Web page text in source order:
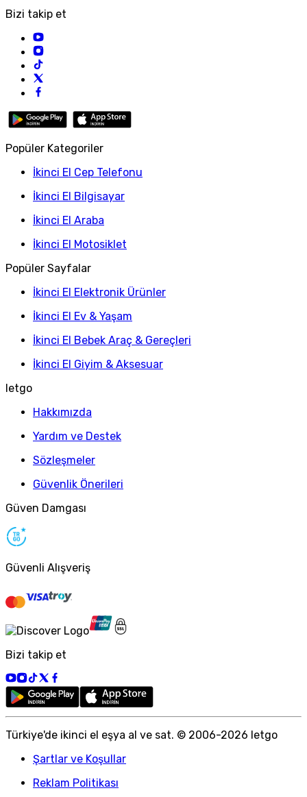
Bizi takip et
Popüler Kategoriler
İkinci El Cep Telefonu
İkinci El Bilgisayar
İkinci El Araba
İkinci El Motosiklet
Popüler Sayfalar
İkinci El Elektronik Ürünler
İkinci El Ev & Yaşam
İkinci El Bebek Araç & Gereçleri
İkinci El Giyim & Aksesuar
letgo
Hakkımızda
Yardım ve Destek
Sözleşmeler
Güvenlik Önerileri
Güven Damgası
Güvenli Alışveriş
Bizi takip et
Türkiye'de ikinci el eşya al ve sat. © 2006-2026 letgo
Şartlar ve Koşullar
Reklam Politikası